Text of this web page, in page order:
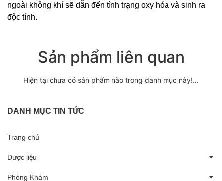
ngoài không khí sẽ dẫn đến tình trạng oxy hóa và sinh ra
độc tính.
Sản phẩm liên quan
Hiện tại chưa có sản phẩm nào trong danh mục này!...
DANH MỤC TIN TỨC
Trang chủ
Dược liệu
Phòng Khám